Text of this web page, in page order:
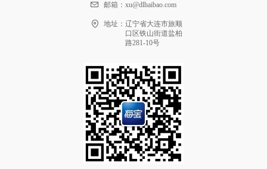
邮箱： xu@dlhaibao.com
地址： 辽宁省大连市旅顺
口区铁山街道盐柏
路281-10号